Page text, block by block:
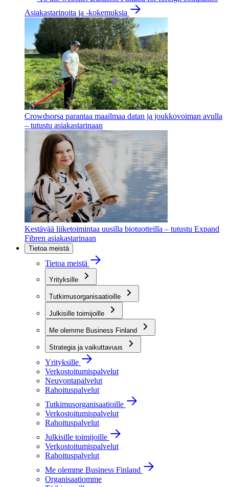
Asiakastarinoita ja -kokemuksia
Crowdsorsa parantaa maailmaa datan ja joukkovoiman avulla
– tutustu asiakastarinaan
Kestävää liiketoimintaa uusilla biotuotteilla – tutustu Expand
Fibren asiakastarinaan
Tietoa meistä
Tietoa meistä
Yrityksille
Tutkimusorganisaatioille
Julkisille toimijoille
Me olemme Business Finland
Strategia ja vaikuttavuus
Yrityksille
Verkostoitumispalvelut
Neuvontapalvelut
Rahoituspalvelut
Tutkimusorganisaatioille
Verkostoitumispalvelut
Rahoituspalvelut
Julkisille toimijoille
Verkostoitumispalvelut
Rahoituspalvelut
Me olemme Business Finland
Organisaatiomme